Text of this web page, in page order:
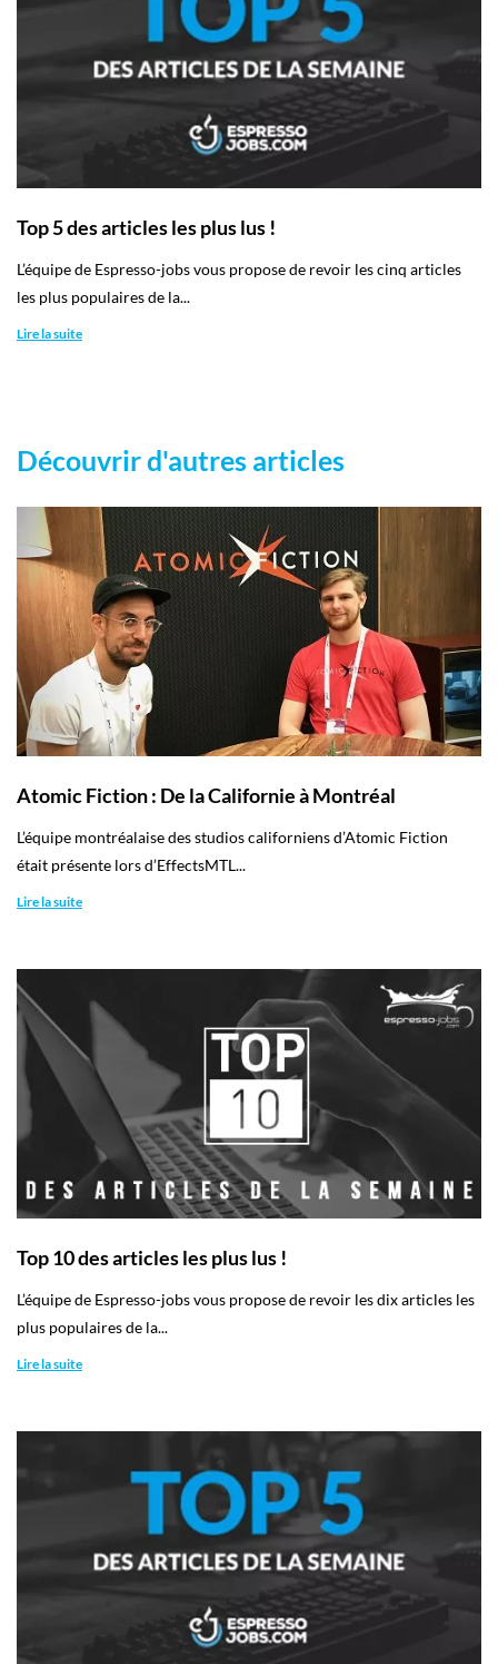
Top 5 des articles les plus lus !
L’équipe de Espresso-jobs vous propose de revoir les cinq articles
les plus populaires de la...
Lire la suite
Découvrir d'autres articles
Atomic Fiction : De la Californie à Montréal
L’équipe montréalaise des studios californiens d’Atomic Fiction
était présente lors d’EffectsMTL...
Lire la suite
Top 10 des articles les plus lus !
L’équipe de Espresso-jobs vous propose de revoir les dix articles les
plus populaires de la...
Lire la suite